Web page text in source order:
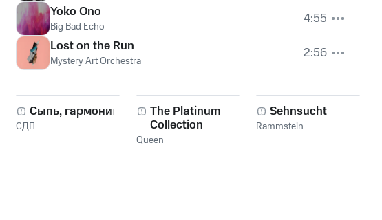
Yoko Ono
Big Bad Echo
4:55
Lost on the Run
Mystery Art Orchestra 2:56
Сыпь, гармоника!
СДП
The Platinum
Collection
Queen
Sehnsucht
Rammstein